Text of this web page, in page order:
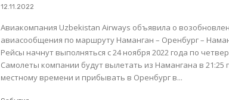
12.11.2022
Авиакомпания Uzbekistan Airways объявила о
авиасообщения по маршруту Наманган – Оренбург –
Рейсы начнут выполняться с 24 ноября 2022 года по
Самолеты компании будут вылетать из Намангана в 21:25
местному времени и прибывать в Оренбург в...